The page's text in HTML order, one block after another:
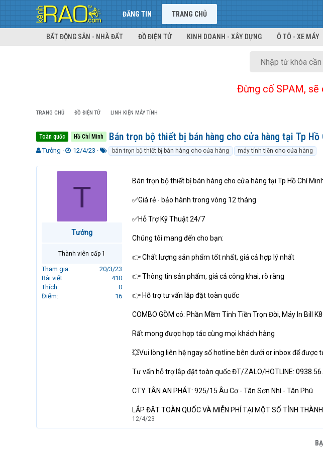
ĐĂNG TIN TRANG CHỦ
BẤT ĐỘNG SẢN - NHÀ ĐẤT ĐỒ ĐIỆN TỬ KINH DOANH - XÂY DỰNG Ô TÔ - XE MÁY
Đừng cố SPAM, sẽ
TRANG CHỦ ĐỒ ĐIỆN TỬ LINH KIỆN MÁY TÍNH
Toàn quốc Hồ Chí Minh Bán trọn bộ thiết bị bán hàng cho cửa hàng tại Tp Hồ
T
r
Tưởng
N
à
g
12/4/23
k
bán trọn bộ thiết bị bán hàng cho cửa hàng máy tính tiền cho cửa hàng
T
Tưởng
Thành viên cấp 1
Tham gia
20/3/23
Bài viết
410
Thích
0
Điểm
16
Bán trọn bộ thiết bị bán hàng cho cửa hàng tại Tp Hồ Chí
✅Giá rẻ - bảo hành trong vòng 12 tháng
✅Hỗ Trợ Kỹ Thuật 24/7
Chúng tôi mang đến cho bạn:
👉 Chất lượng sản phẩm tốt nhất, giá cả hợp lý nhất
👉 Thông tin sản phẩm, giá cả công khai, rõ ràng
👉 Hỗ trợ tư vấn lắp đặt toàn quốc
COMBO GỒM có: Phần Mềm Tính Tiền Trọn Đời, Máy In Bill
Rất mong được hợp tác cùng mọi khách hàng
💥Vui lòng liên hệ ngay số hotline bên dưới or inbox để được
Tư vấn hỗ trợ lắp đặt toàn quốc ĐT/ZALO/HOTLINE:
CTY TÂN AN PHÁT: 925/15 Âu Cơ - Tân Sơn Nhì - Tân Phú
LẮP ĐẶT TOÀN QUỐC VÀ MIỄN PHÍ TẠI MỘT SỐ TỈNH THÀNH
12/4/23